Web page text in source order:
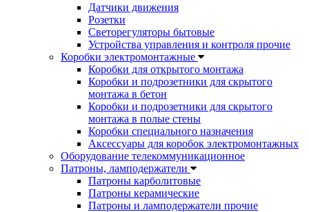
Датчики движения
Розетки
Светорегуляторы бытовые
Устройства управления и контроля прочие
Коробки электромонтажные
Коробки для открытого монтажа
Коробки и подрозетники для скрытого
монтажа в бетон
Коробки и подрозетники для скрытого
монтажа в полые стены
Коробки специального назначения
Аксессуары для коробок электромонтажных
Оборудование телекоммуникационное
Патроны, ламподержатели
Патроны карболитовые
Патроны керамические
Патроны и ламподержатели прочие